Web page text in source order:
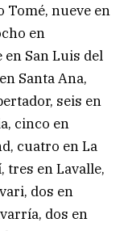
Tomé, nueve en
en
San Luis del
Santa Ana,
seis en
cinco en
cuatro en La
tres en Lavalle,
dos en
dos en